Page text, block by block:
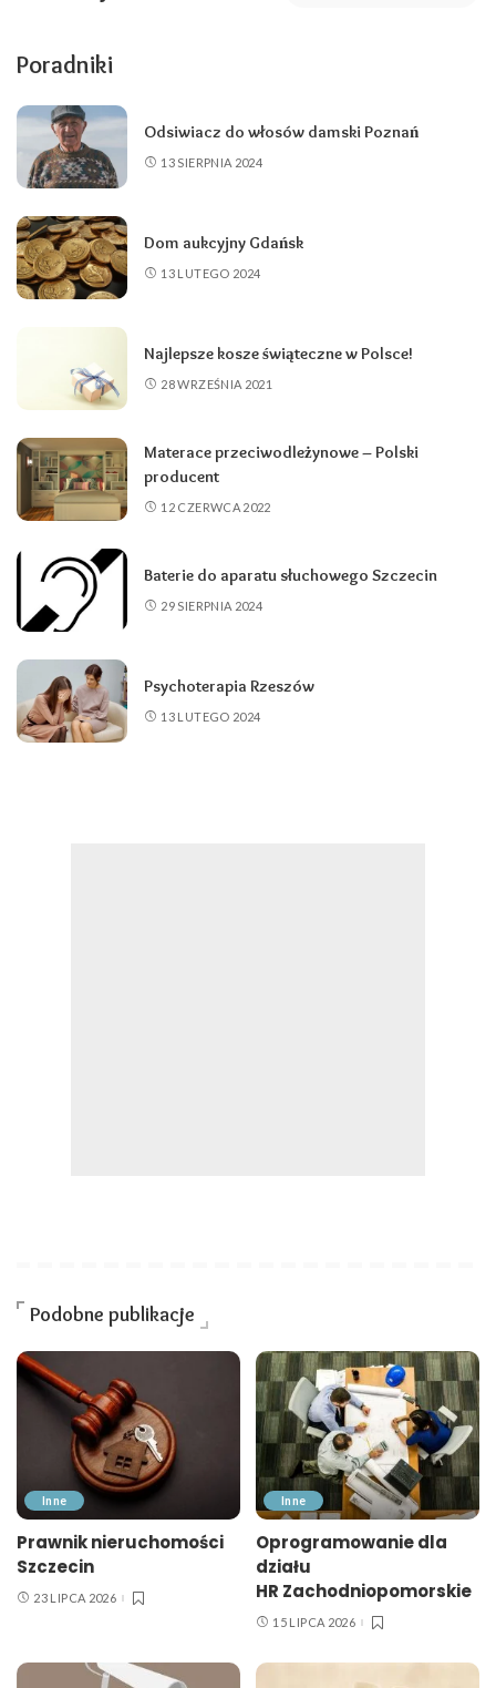
Poradniki
Odsiwiacz do włosów damski Poznań
13 SIERPNIA 2024
Dom aukcyjny Gdańsk
13 LUTEGO 2024
Najlepsze kosze świąteczne w Polsce!
28 WRZEŚNIA 2021
Materace przeciwodleżynowe – Polski
producent
12 CZERWCA 2022
Baterie do aparatu słuchowego Szczecin
29 SIERPNIA 2024
Psychoterapia Rzeszów
13 LUTEGO 2024
Podobne publikacje
Inne
Prawnik nieruchomości
Szczecin
23 LIPCA 2026
Inne
Oprogramowanie dla
działu
HR Zachodniopomorskie
15 LIPCA 2026